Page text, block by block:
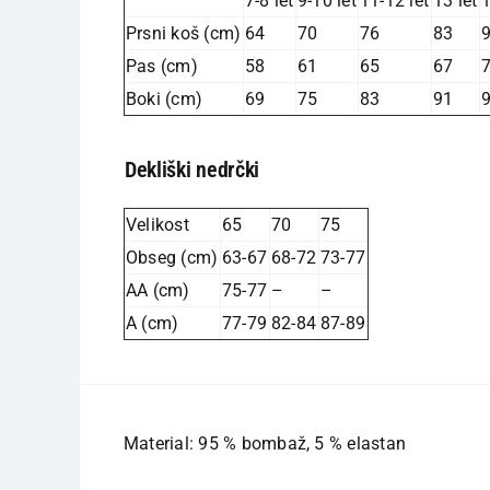
Prsni koš (cm) 64 70 76 83
Pas (cm)
58 61 65 67
Boki (cm)
69 75 83 91
Dekliški nedrčki
Velikost 65 70
75
Obseg (cm) 63-67 68-72 73-77
AA (cm)
75-77 –
–
A (cm)
77-79 82-84 87-89
Material: 95 % bombaž, 5 % elastan